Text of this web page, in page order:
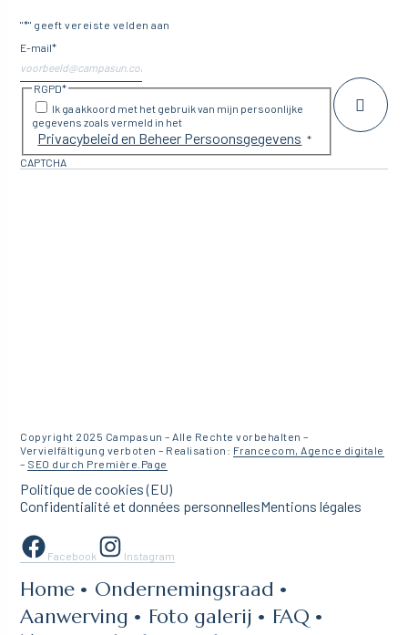
"*" geeft vereiste velden aan
E-mail*
RGPD*
Ik ga akkoord met het gebruik van mijn persoonlijke
gegevens zoals vermeld in het
Privacybeleid en Beheer Persoonsgegevens *
CAPTCHA
Copyright 2025 Campasun – Alle Rechte vorbehalten –
Vervielfältigung verboten – Realisation: Francecom, Agence digitale
– SEO durch Première.Page
Politique de cookies (EU)
Confidentialité et données personnellesMentions légales
Facebook Instagram
Home
Ondernemingsraad
Aanwerving
Foto galerij
FAQ